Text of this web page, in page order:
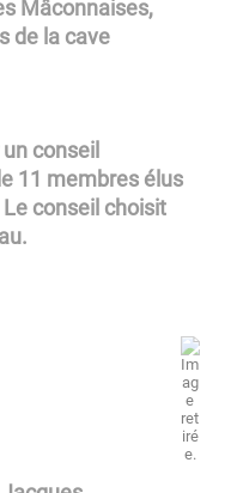
Mâconnaises,
de la cave
conseil
11 membres élus
conseil choisit